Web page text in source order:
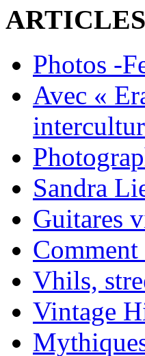
Photos -
Avec «
Sandra
Guitares
Vhils,
Vintage